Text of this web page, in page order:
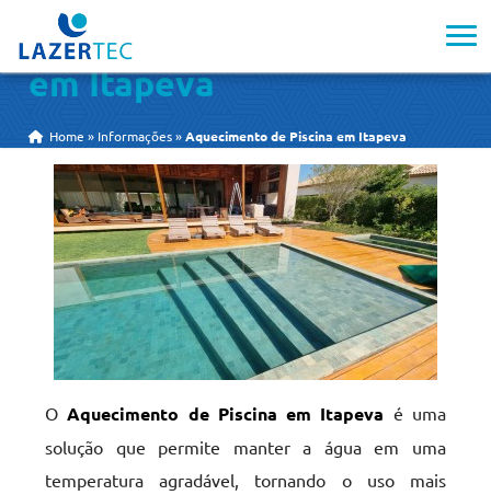
Aquecimento de Piscina
em Itapeva
Home » Informações »Aquecimento de Piscina em Itapeva
OAquecimento de Piscina em Itapeva é uma
solução que permite manter a água em uma
temperatura agradável, tornando o uso mais